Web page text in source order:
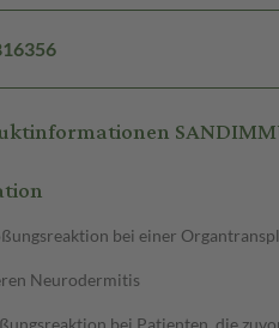
bei einer
Neurodermitis
bei Patienten, die